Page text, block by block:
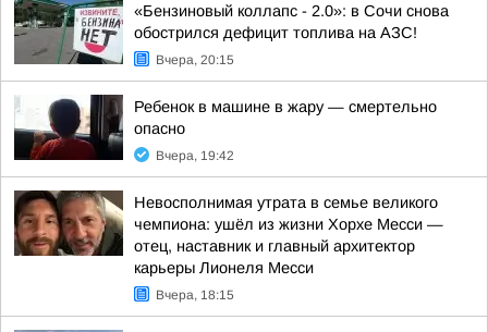
«Бензиновый коллапс - 2.0»: в Сочи снова
обострился дефицит топлива на АЗС!
Вчера, 20:15
Ребенок в машине в жару — смертельно
опасно
Вчера, 19:42
Невосполнимая утрата в семье великого
чемпиона: ушёл из жизни Хорхе Месси —
отец, наставник и главный архитектор
карьеры Лионеля Месси
Вчера, 18:15